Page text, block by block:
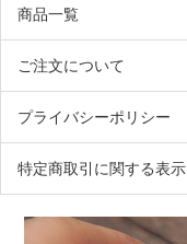
商品一覧
ご注文について
プライバシーポリシー
特定商取引に関する表示